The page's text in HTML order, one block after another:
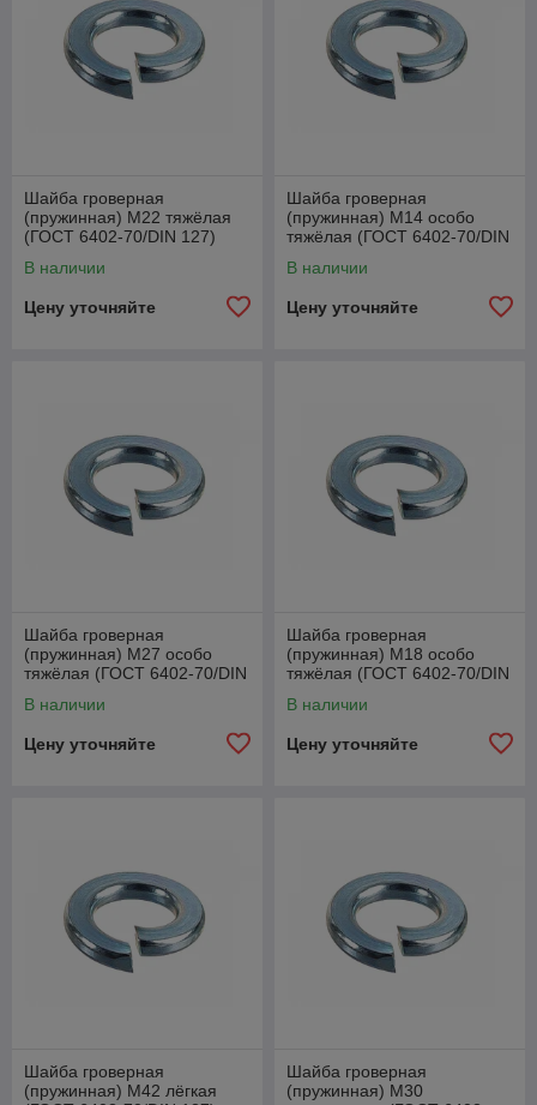
Шайба гроверная
(пружинная) М22 тяжёлая
(ГОСТ 6402-70/DIN 127)
В наличии
Цену уточняйте
Шайба гроверная
(пружинная) М14 особо
тяжёлая (ГОСТ 6402-70/DIN
В наличии
Цену уточняйте
Шайба гроверная
(пружинная) М27 особо
тяжёлая (ГОСТ 6402-70/DIN
В наличии
Цену уточняйте
Шайба гроверная
(пружинная) М18 особо
тяжёлая (ГОСТ 6402-70/DIN
В наличии
Цену уточняйте
Шайба гроверная
(пружинная) М42 лёгкая
Шайба гроверная
(пружинная) М30